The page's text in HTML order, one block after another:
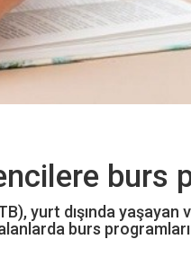
burs
yurt dışında
burs